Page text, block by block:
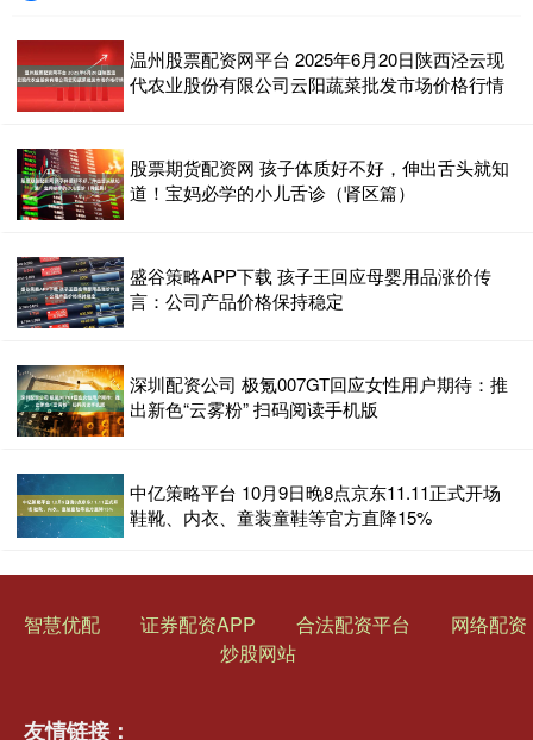
温州股票配资网平台 2025年6月20日陕西泾云现
代农业股份有限公司云阳蔬菜批发市场价格行情
股票期货配资网 孩子体质好不好，伸出舌头就知
道！宝妈必学的小儿舌诊（肾区篇）
盛谷策略APP下载 孩子王回应母婴用品涨价传
言：公司产品价格保持稳定
深圳配资公司 极氪007GT回应女性用户期待：推
出新色“云雾粉” 扫码阅读手机版
中亿策略平台 10月9日晚8点京东11.11正式开场
鞋靴、内衣、童装童鞋等官方直降15%
智慧优配 证券配资APP 合法配资平台
网络配资
炒股网站
友情链接：